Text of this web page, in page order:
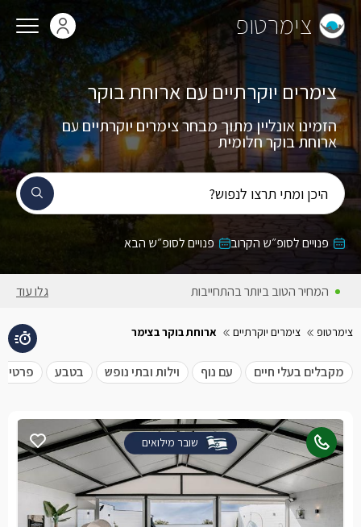
צימרטופ
היכן ומתי תרצו לנפוש?
צימרים יוקרתיים עם ארוחת בוקר
הזמינו אונליין מתוך מבחר צימרים יוקרתיים עם
ארוחת בוקר חלומית
פנויים לסופ״ש הקרוב פנויים לסופ״ש הבא
המחירים באתר כוללים מע״מ גלו עוד
צימרטופ צימרים יוקרתיים ארוחת בוקר בצימר
מקבלים בעלי חיים עם נוף וילות ובתי נופש בטבע
שובר מילואים